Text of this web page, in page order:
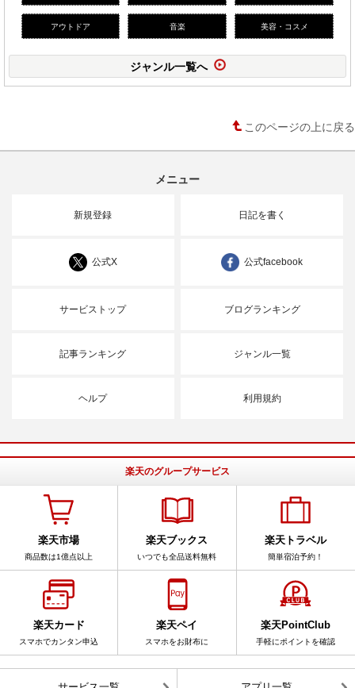
アウトドア 音楽 美容・コスメ
ジャンル一覧へ
このページの上に戻る
メニュー
新規登録 日記を書く
公式X 公式facebook
サービストップ ブログランキング
記事ランキング ジャンル一覧
ヘルプ 利用規約
楽天のグループサービス
楽天市場
商品数は1億点以上
楽天ブックス
いつでも全品送料無料
楽天トラベル
簡単宿泊予約！
楽天カード
スマホでカンタン申込
楽天ペイ
スマホをお財布に
楽天PointClub
手軽にポイントを確認